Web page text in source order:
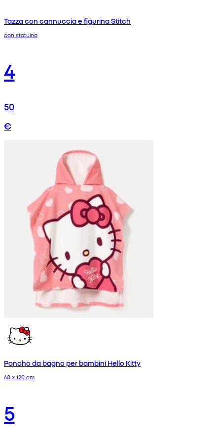
Tazza con cannuccia e figurina Stitch
con statuina
4
50
€
Poncho da bagno per bambini Hello Kitty
60 x 120 cm
5